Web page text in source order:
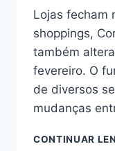
Lojas fecham
shoppings,
também
fevereiro. O
de diversos
mudanças
CONTINUAR